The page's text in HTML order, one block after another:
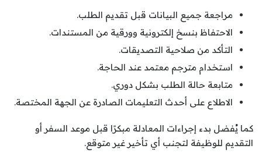
مراجعة جميع البيانات قبل تقديم الطلب.
الاحتفاظ بنسخ إلكترونية وورقية من المستندات.
التأكد من صلاحية التصديقات.
استخدام مترجم معتمد عند الحاجة.
متابعة حالة الطلب بشكل دوري.
الاطلاع على أحدث التعليمات الصادرة عن الجهة المختصة.
كما يُفضل بدء إجراءات المعادلة مبكرًا قبل موعد السفر أو
التقديم للوظيفة لتجنب أي تأخير غير متوقع.